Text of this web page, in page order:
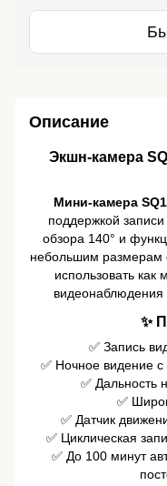
Описание
Экшн-камера
Мини-камера
поддержкой
обзора 140° и
небольшим размерам
использовать как
видеонаблюдения
✨
✅ Запись
✅ Ночное видение
✅ Дальность
✅
✅ Датчик
✅ Циклическая
✅ До 100 минут